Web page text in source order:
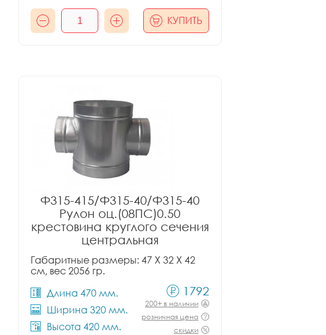
КУПИТЬ
Ф315-415/Ф315-40/Ф315-40
Рулон оц.(08ПС)0.50
крестовина круглого сечения
центральная
Габаритные размеры: 47 X 32 X 42
см, вес 2056 гр.
Длина 470 мм.
Ширина 320 мм.
Высота 420 мм.
1792
200+ в наличии
розничная цена
скидки